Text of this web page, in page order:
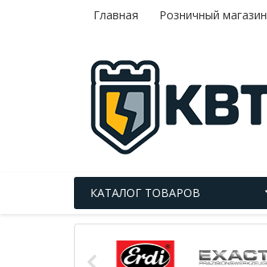
Главная Розничный магазин
КАТАЛОГ ТОВАРОВ